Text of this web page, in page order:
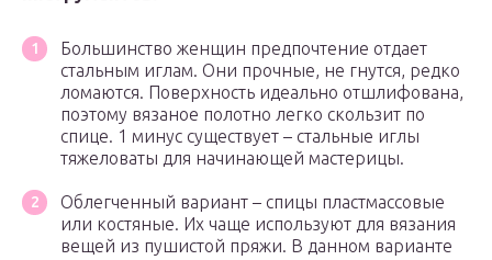
Большинство женщин предпочтение отдает
стальным иглам. Они прочные, не гнутся, редко
ломаются. Поверхность идеально отшлифована,
поэтому вязаное полотно легко скользит по
спице. 1 минус существует – стальные иглы
тяжеловаты для начинающей мастерицы.
Облегченный вариант – спицы пластмассовые
или костяные. Их чаще используют для вязания
вещей из пушистой пряжи. В данном варианте